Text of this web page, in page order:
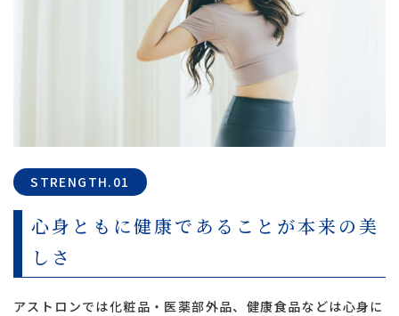
STRENGTH.01
心身ともに健康であることが本来の美
しさ
アストロンでは化粧品・医薬部外品、健康食品などは心身に